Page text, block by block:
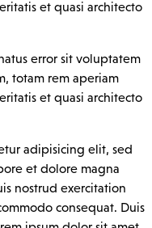
et quasi architecto
error sit voluptatem
totam rem aperiam
et quasi architecto
adipisicing elit, sed
et dolore magna
nostrud exercitation
consequat. Duis